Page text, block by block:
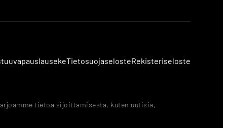
TietosuojaselosteRekisteriseloste
tietoa sijoittamisesta, kuten uutisia,